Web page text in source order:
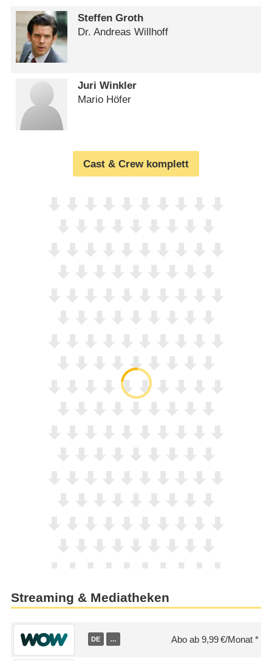
Steffen Groth
Dr. Andreas Willhoff
Juri Winkler
Mario Höfer
Cast & Crew komplett
Streaming & Mediatheken
DE … Abo ab 9,99 €/Monat